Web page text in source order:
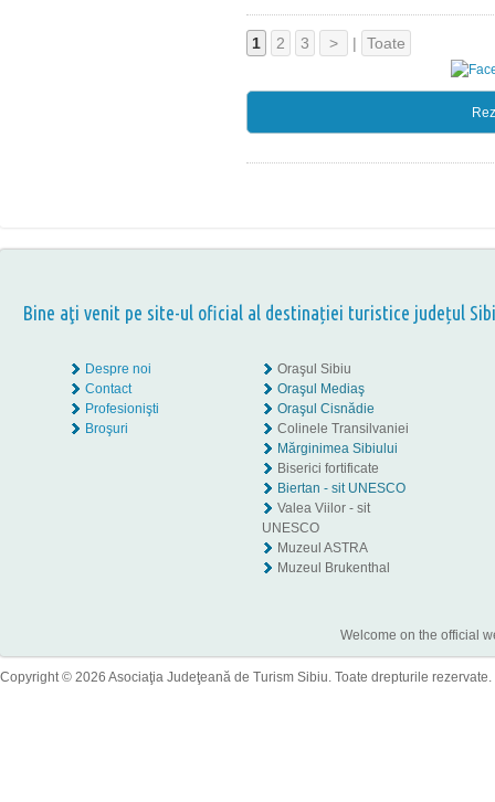
1 2 3 > | Toate
Bine aţi venit pe site-ul oficial al destinației turistice județul
Despre noi
Contact
Profesionişti
Broşuri
Oraşul Sibiu
Oraşul Mediaş
Oraşul Cisnădie
Colinele Transilvaniei
Mărginimea Sibiului
Biserici fortificate
Biertan - sit UNESCO
Valea Viilor - sit
UNESCO
Muzeul ASTRA
Muzeul Brukenthal
Welcome on the official
Copyright © 2026 Asociaţia Judeţeană de Turism Sibiu. Toate drepturile rezervate.